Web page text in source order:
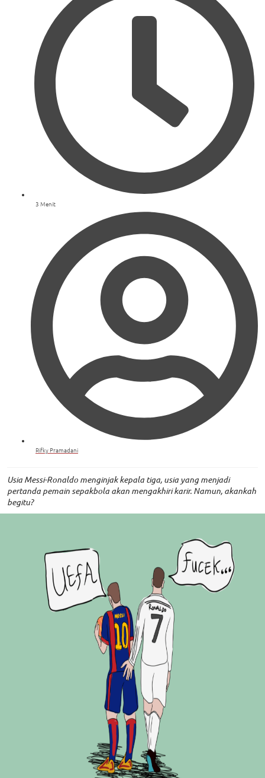
3 Menit
Rifky Pramadani
Usia Messi-Ronaldo menginjak kepala tiga, usia yang menjadi
pertanda pemain sepakbola akan mengakhiri karir. Namun, akankah
begitu?